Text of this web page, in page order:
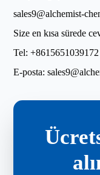
sales9@alchemist-
Size en kısa sürede
Tel:+8615651039172
E-posta: